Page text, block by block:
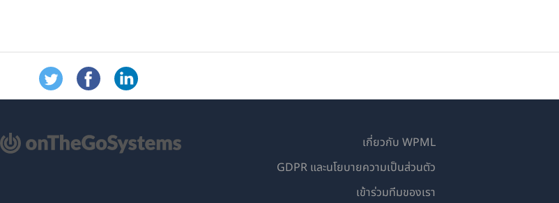
เกี่ยวกับ WPML
GDPR และนโยบายความเป็นส่วนตัว
เข้าร่วมทีมของเรา